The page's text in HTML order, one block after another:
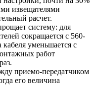
извещателями
расчет.
систему: для
сокращается с 560-
уменьшается с
работ
приемо-передатчиком
его величина